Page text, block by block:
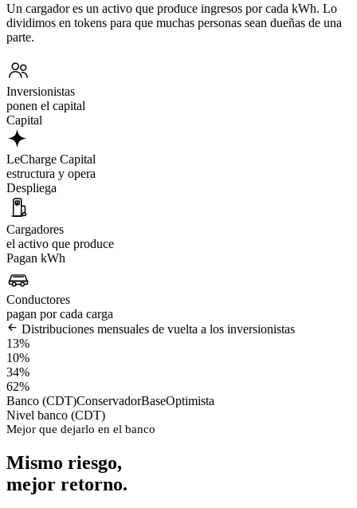
Un cargador es un activo que produce ingresos por cada kWh. Lo
dividimos en tokens para que muchas personas sean dueñas de una
parte.
Inversionistas
ponen el capital
Capital
LeCharge Capital
estructura y opera
Despliega
Cargadores
el activo que produce
Pagan kWh
Conductores
pagan por cada carga
Distribuciones mensuales de vuelta a los inversionistas
13%
10%
34%
62%
Banco (CDT)ConservadorBaseOptimista
Nivel banco (CDT)
Mejor que dejarlo en el banco
Mismo riesgo,
mejor retorno.